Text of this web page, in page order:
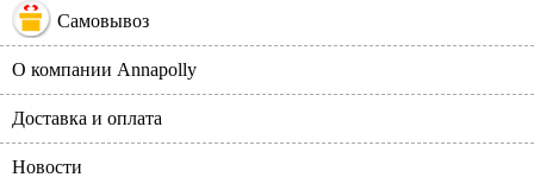
Самовывоз
О компании Annapolly
Доставка и оплата
Новости